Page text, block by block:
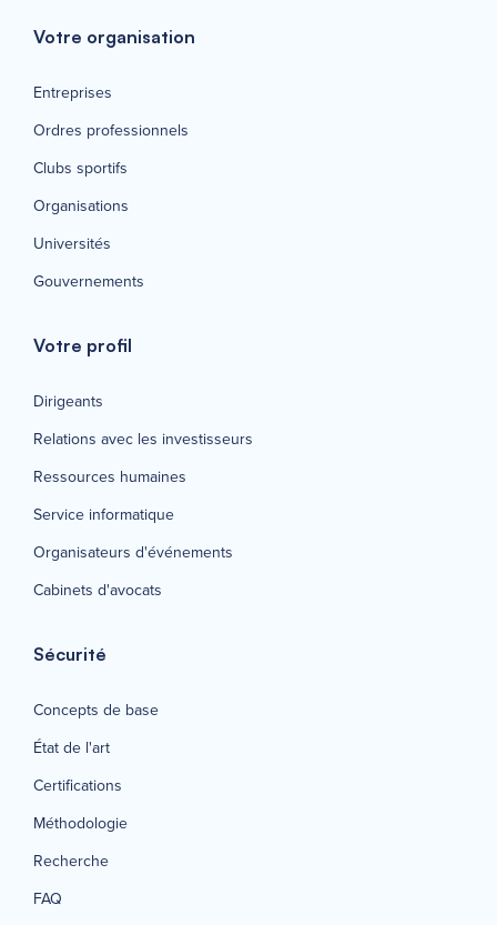
Votre organisation
Entreprises
Ordres professionnels
Clubs sportifs
Organisations
Universités
Gouvernements
Votre profil
Dirigeants
Relations avec les investisseurs
Ressources humaines
Service informatique
Organisateurs d'événements
Cabinets d'avocats
Sécurité
Concepts de base
État de l'art
Certifications
Méthodologie
Recherche
FAQ